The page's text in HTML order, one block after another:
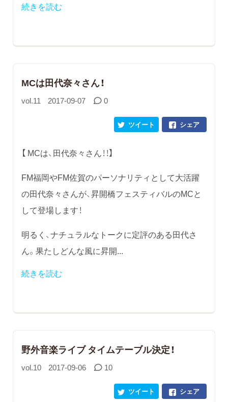
続きを読む
MCは田代奈々さん！
vol.11 2017-09-07 0
シェア
ツイート
【 MCは、田代奈々さん！！】
FM福岡やFM佐賀のパーソナリティとして大活躍
の田代奈々さんが、昇開橋フェスティバルのMCと
して登場します！
明るく、ナチュラルなトークに定評のある田代さ
ん。果たしどんな風に昇開...
続きを読む
野外音楽ライブ タイムテーブル決定！
vol.10 2017-09-06 10
シェア
ツイート